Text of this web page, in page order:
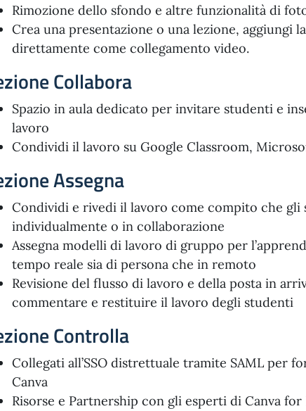
Rimozione dello sfondo e altre funzionalità di
Crea una presentazione o una lezione, aggiungi
direttamente come collegamento video.
Collabora
Spazio in aula dedicato per invitare studenti e
lavoro
Condividi il lavoro su Google Classroom,
Assegna
Condividi e rivedi il lavoro come compito che
individualmente o in collaborazione
Assegna modelli di lavoro di gruppo per
tempo reale sia di persona che in remoto
Revisione del flusso di lavoro e della posta in
commentare e restituire il lavoro degli studenti
Controlla
Collegati all’SSO distrettuale tramite SAML per
Canva
Risorse e Partnership con gli esperti di Canva